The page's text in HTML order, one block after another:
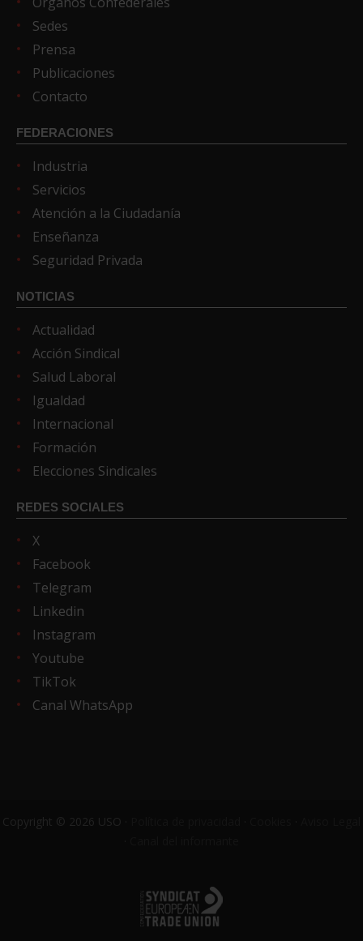
Sedes
Prensa
Publicaciones
Contacto
FEDERACIONES
Industria
Servicios
Atención a la Ciudadanía
Enseñanza
Seguridad Privada
NOTICIAS
Actualidad
Acción Sindical
Salud Laboral
Igualdad
Internacional
Formación
Elecciones Sindicales
REDES SOCIALES
X
Facebook
Telegram
Linkedin
Instagram
Youtube
TikTok
Canal WhatsApp
Copyright © 2026 USO ·